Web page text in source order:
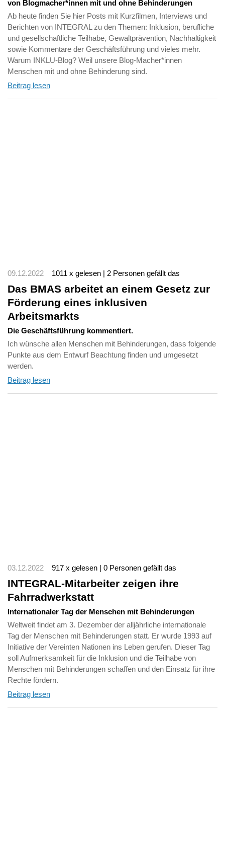
von Blogmacher*innen mit und ohne Behinderungen
Ab heute finden Sie hier Posts mit Kurzfilmen, Interviews und
Berichten von INTEGRAL zu den Themen: Inklusion, berufliche
und gesellschaftliche Teilhabe, Gewaltprävention, Nachhaltigkeit
sowie Kommentare der Geschäftsführung und vieles mehr.
Warum INKLU-Blog? Weil unsere Blog-Macher*innen
Menschen mit und ohne Behinderung sind.
Beitrag lesen
09.12.2022 1011 x gelesen | 2 Personen gefällt das
Das BMAS arbeitet an einem Gesetz zur
Förderung eines inklusiven
Arbeitsmarkts
Die Geschäftsführung kommentiert.
Ich wünsche allen Menschen mit Behinderungen, dass folgende
Punkte aus dem Entwurf Beachtung finden und umgesetzt
werden.
Beitrag lesen
03.12.2022 917 x gelesen | 0 Personen gefällt das
INTEGRAL-Mitarbeiter zeigen ihre
Fahrradwerkstatt
Internationaler Tag der Menschen mit Behinderungen
Weltweit findet am 3. Dezember der alljährliche internationale
Tag der Menschen mit Behinderungen statt. Er wurde 1993 auf
Initiative der Vereinten Nationen ins Leben gerufen. Dieser Tag
soll Aufmerksamkeit für die Inklusion und die Teilhabe von
Menschen mit Behinderungen schaffen und den Einsatz für ihre
Rechte fördern.
Beitrag lesen